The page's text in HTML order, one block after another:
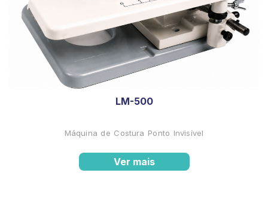
LM-500
Máquina de Costura Ponto Invisível
Ver mais